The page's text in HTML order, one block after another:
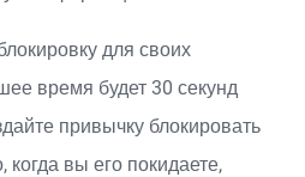
для своих
время будет 30 секунд
привычку блокировать
когда вы его покидаете,